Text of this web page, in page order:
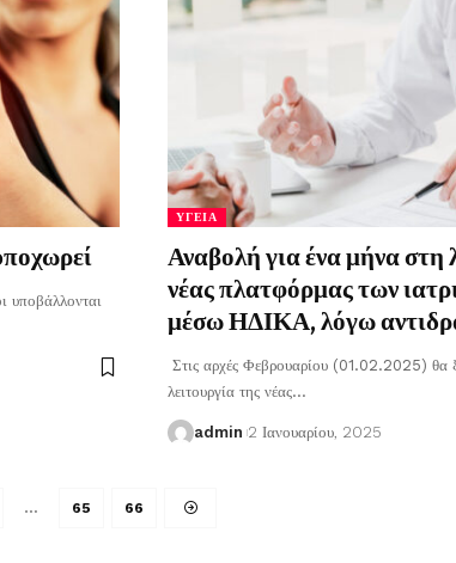
υποβάλλονται
ΥΓΕΊΑ
Αναβολή για ένα μήνα στη
νέας πλατφόρμας των
μέσω ΗΔΙΚΑ, λόγω
Στις αρχές Φεβρουαρίου (01.02.2025) θα
λειτουργία της νέας…
admin 2 Ιανουαρίου, 2025
… 65 66